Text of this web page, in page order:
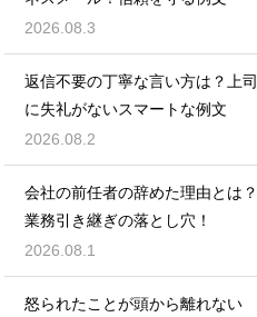
2026.08.3
返信不要の丁寧な言い方は？上司
に失礼がないスマートな例文
2026.08.2
会社の前任者の辞めた理由とは？
業務引き継ぎの落とし穴！
2026.08.1
怒られたことが頭から離れない